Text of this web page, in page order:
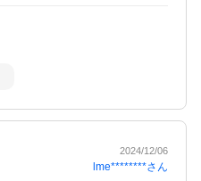
2024/12/06
lme********さん